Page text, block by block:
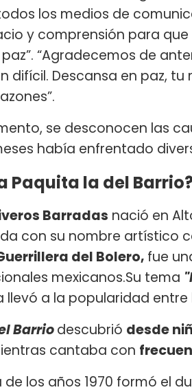
los medios de
y comprensión para
“Agradecemos de
difícil. Descansa en paz,
se desconocen las
había enfrentado
Paquita la del
Barradas nació en
con su nombre artístico
del Bolero, fue
mexicanos.Su tema
llevó a la popularidad
Barriodescubrió desde
cantaba con
de los años 1970 formó el